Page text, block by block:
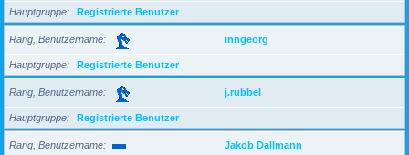
Hauptgruppe Registrierte Benutzer
Rang, Benutzername inngeorg
Hauptgruppe Registrierte Benutzer
Rang, Benutzername j.rubbel
Hauptgruppe Registrierte Benutzer
Rang, Benutzername Jakob Dallmann